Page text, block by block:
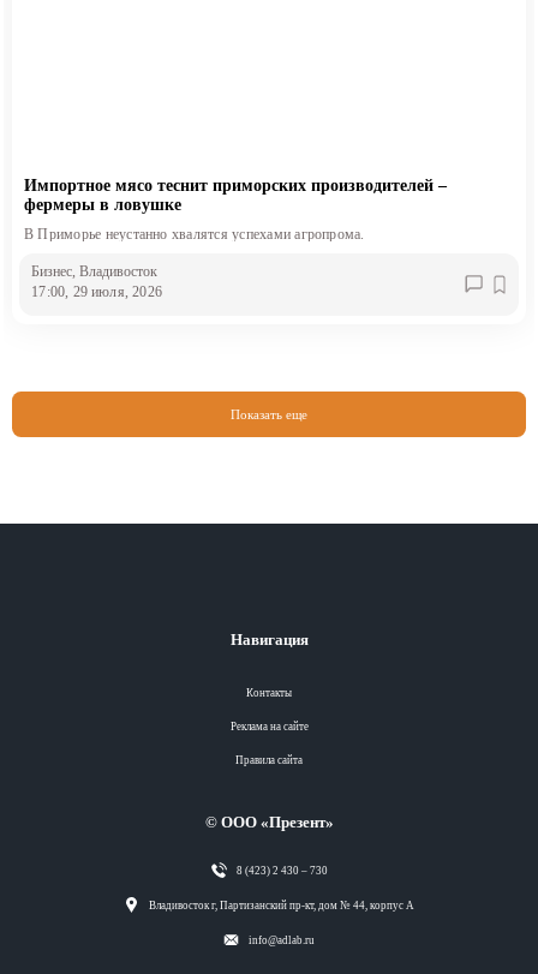
Импортное мясо теснит приморских производителей –
фермеры в ловушке
В Приморье неустанно хвалятся успехами агропрома.
Бизнес, Владивосток
17:00, 29 июля, 2026
Показать еще
Навигация
Контакты
Реклама на сайте
Правила сайта
© ООО «Презент»
8 (423) 2 430 – 730
Владивосток г, Партизанский пр-кт, дом № 44, корпус А
info@adlab.ru